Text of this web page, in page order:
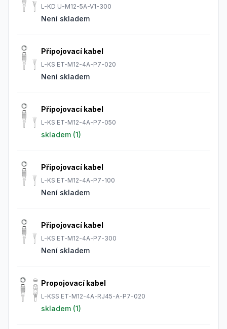
L-KD U-M12-5A-V1-300
Není skladem
Připojovací kabel
L-KS ET-M12-4A-P7-020
Není skladem
Připojovací kabel
L-KS ET-M12-4A-P7-050
skladem (1)
Připojovací kabel
L-KS ET-M12-4A-P7-100
Není skladem
Připojovací kabel
L-KS ET-M12-4A-P7-300
Není skladem
Propojovací kabel
L-KSS ET-M12-4A-RJ45-A-P7-020
skladem (1)